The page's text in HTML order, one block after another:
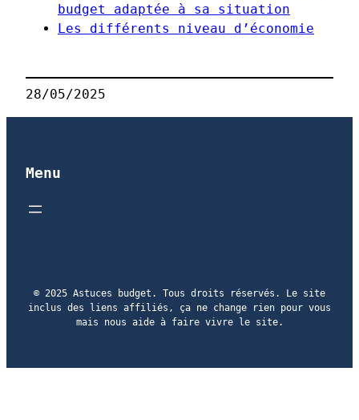
budget adaptée à sa situation
Les différents niveau d’économie
28/05/2025
Menu
© 2025 Astuces budget. Tous droits réservés. Le site
inclus des liens affiliés, ça ne change rien pour vous
mais nous aide à faire vivre le site.